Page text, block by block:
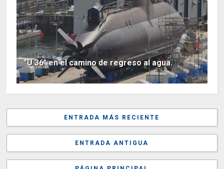
"U 36" en el camino de regreso al agua.
ENTRADA MÁS RECIENTE
ENTRADA ANTIGUA